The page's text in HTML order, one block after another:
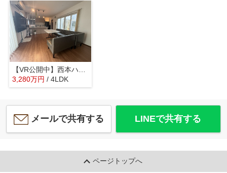
3,280万円 / 4LDK
メールで共有する LINEで共有する
ページトップへ